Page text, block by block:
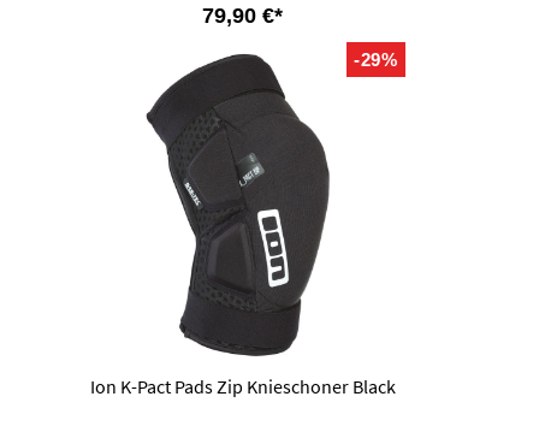
79,90 €*
-29%
Ion K-Pact Pads Zip Knieschoner Black